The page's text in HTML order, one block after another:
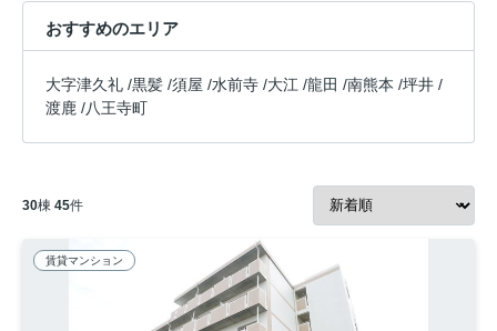
おすすめのエリア
大字津久礼 /黒髪 /須屋 /水前寺 /大江 /龍田 /南熊本 /坪井 /
渡鹿 /八王寺町
30棟 45件
賃貸マンション